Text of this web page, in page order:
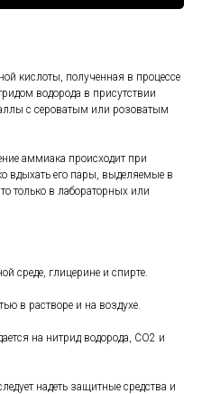
кислоты, полученная в процессе
водорода в присутствии
с сероватым или розоватым
аммиака происходит при
вдыхать его пары, выделяемые в
только в лабораторных или
среде, глицерине и спирте.
в растворе и на воздухе.
на нитрид водорода, CO2 и
надеть защитные средства и